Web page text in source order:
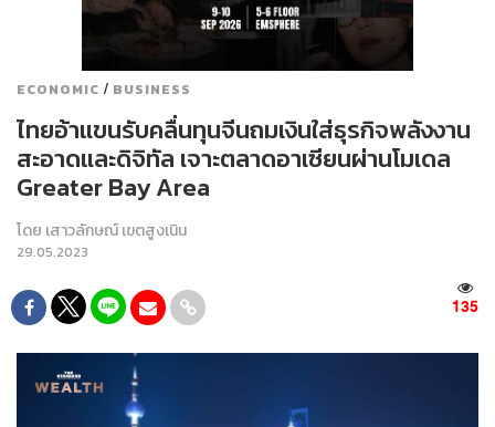
ECONOMIC / BUSINESS
ไทยอ้าแขนรับคลื่นทุนจีนถมเงินใส่ธุรกิจพลังงาน
สะอาดและดิจิทัล เจาะตลาดอาเซียนผ่านโมเดล
Greater Bay Area
โดย เสาวลักษณ์ เขตสูงเนิน
29.05.2023
135